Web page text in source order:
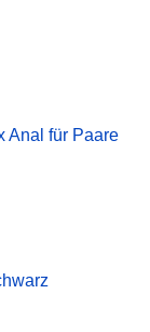
Anal für Paare